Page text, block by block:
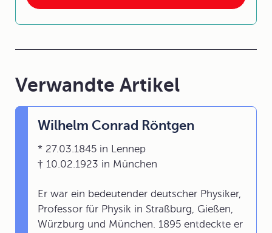
Verwandte Artikel
Wilhelm Conrad Röntgen
* 27.03.1845 in Lennep
† 10.02.1923 in München
Er war ein bedeutender deutscher Physiker,
Professor für Physik in Straßburg, Gießen,
Würzburg und München. 1895 entdeckte er